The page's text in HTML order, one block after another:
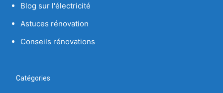
Blog sur l'électricité
Astuces rénovation
Conseils rénovations
Catégories